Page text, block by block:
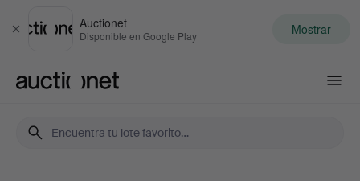
Cerrar
Auctionet
Disponible en Google Play Mostrar